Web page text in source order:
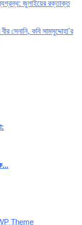
জুলাইয়ের রক্তাক্ত
কবি সামসুদ্দোহা’র